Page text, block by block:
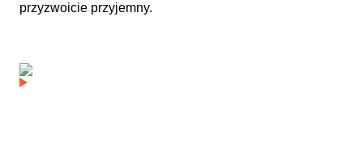
przyzwoicie przyjemny.